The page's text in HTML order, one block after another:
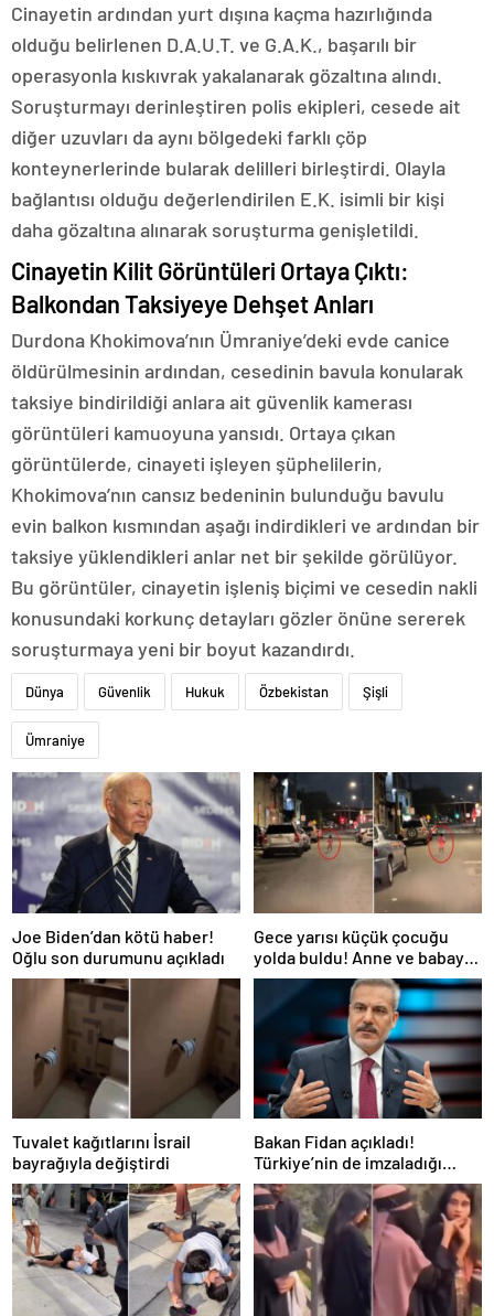
Cinayetin ardından yurt dışına kaçma hazırlığında
olduğu belirlenen D.A.U.T. ve G.A.K., başarılı bir
operasyonla kıskıvrak yakalanarak gözaltına alındı.
Soruşturmayı derinleştiren polis ekipleri, cesede ait
diğer uzuvları da aynı bölgedeki farklı çöp
konteynerlerinde bularak delilleri birleştirdi. Olayla
bağlantısı olduğu değerlendirilen E.K. isimli bir kişi
daha gözaltına alınarak soruşturma genişletildi.
Cinayetin Kilit Görüntüleri Ortaya Çıktı:
Balkondan Taksiyeye Dehşet Anları
Durdona Khokimova’nın Ümraniye’deki evde canice
öldürülmesinin ardından, cesedinin bavula konularak
taksiye bindirildiği anlara ait güvenlik kamerası
görüntüleri kamuoyuna yansıdı. Ortaya çıkan
görüntülerde, cinayeti işleyen şüphelilerin,
Khokimova’nın cansız bedeninin bulunduğu bavulu
evin balkon kısmından aşağı indirdikleri ve ardından bir
taksiye yüklendikleri anlar net bir şekilde görülüyor.
Bu görüntüler, cinayetin işleniş biçimi ve cesedin nakli
konusundaki korkunç detayları gözler önüne sererek
soruşturmaya yeni bir boyut kazandırdı.
Dünya Güvenlik Hukuk Özbekistan Şişli
Ümraniye
Joe Biden’dan kötü haber!
Oğlu son durumunu açıkladı
Gece yarısı küçük çocuğu
yolda buldu! Anne ve babayla
ilgili isyan ettiren gerçek
Tuvalet kağıtlarını İsrail
bayrağıyla değiştirdi
Bakan Fidan açıkladı!
Türkiye’nin de imzaladığı
Mekke Anlaşması’nda “NATO”
detayı